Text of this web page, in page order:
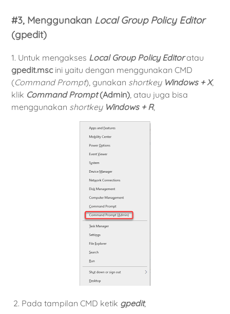
#3, Menggunakan Local Group Policy Editor
(gpedit)
1. Untuk mengakses Local Group Policy Editoratau
gpedit.mscini yaitu dengan menggunakan CMD
(Command Prompt), gunakan shortkey Windows + X,
klik Command Prompt(Admin), atau juga bisa
menggunakan shortkey Windows + R,
2. Pada tampilan CMD ketik gpedit,